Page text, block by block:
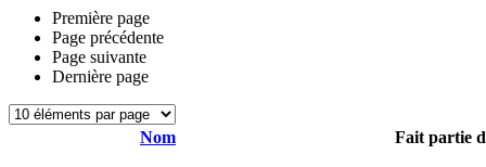
Première page
Page précédente
Page suivante
Dernière page
Nom Fait partie